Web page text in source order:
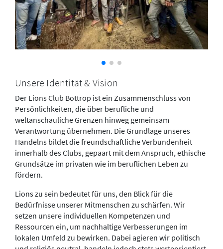
Unsere Identität & Vision
Der Lions Club Bottrop ist ein Zusammenschluss von
Persönlichkeiten, die über berufliche und
weltanschauliche Grenzen hinweg gemeinsam
Verantwortung übernehmen. Die Grundlage unseres
Handelns bildet die freundschaftliche Verbundenheit
innerhalb des Clubs, gepaart mit dem Anspruch, ethische
Grundsätze im privaten wie im beruflichen Leben zu
fördern.
Lions zu sein bedeutet für uns, den Blick für die
Bedürfnisse unserer Mitmenschen zu schärfen. Wir
setzen unsere individuellen Kompetenzen und
Ressourcen ein, um nachhaltige Verbesserungen im
lokalen Umfeld zu bewirken. Dabei agieren wir politisch